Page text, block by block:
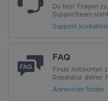
Anzahl Backebenen
Anzahl Backbleche und Roste
Garraum Volumen [l]
Du hast Fragen
Supportteam
Support
FAQ
Finde Antworten
Reparatur deiner
Antworten finden